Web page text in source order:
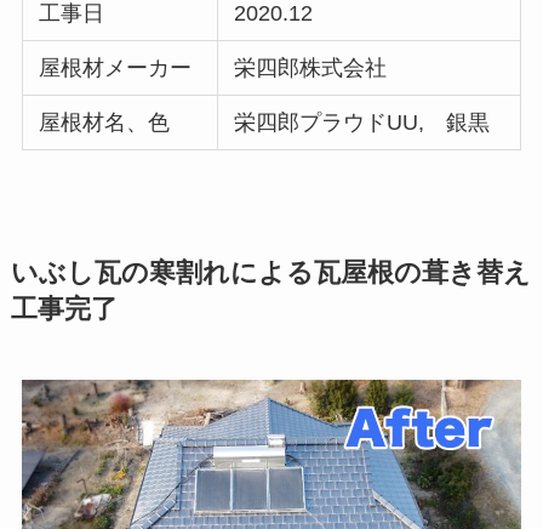
工事日 2020.12
屋根材メーカー 栄四郎株式会社
屋根材名、色 栄四郎プラウドUU, 銀黒
いぶし瓦の寒割れによる瓦屋根の葺き替え
工事完了